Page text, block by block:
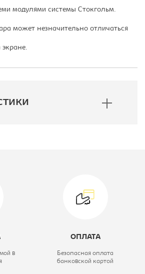
модулями системы Стокгольм.
может незначительно отличаться
2132
в
ОПЛАТА
Безопасная оплата
банковской картой